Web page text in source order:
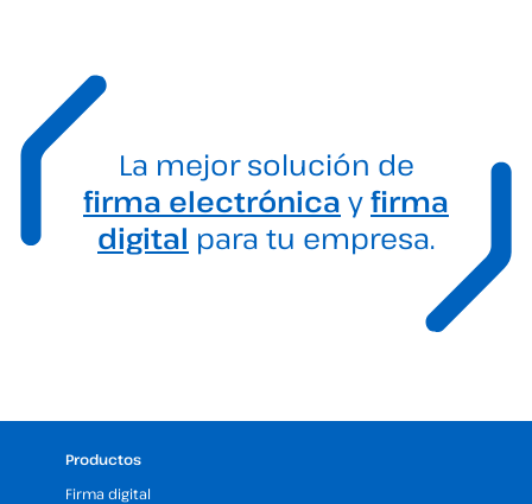
La mejor solución de
firma electrónica yfirma
digital para tu empresa.
Productos
Firma digital